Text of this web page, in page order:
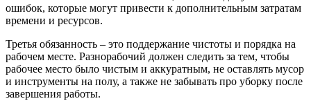
ошибок, которые могут привести к дополнительным затратам
времени и ресурсов.
Третья обязанность – это поддержание чистоты и порядка на
рабочем месте. Разнорабочий должен следить за тем, чтобы
рабочее место было чистым и аккуратным, не оставлять мусор
и инструменты на полу, а также не забывать про уборку после
завершения работы.